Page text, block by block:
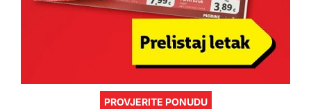
PROVJERITE PONUDU